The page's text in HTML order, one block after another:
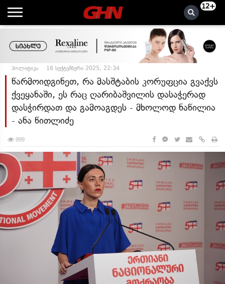
12+
პოლიტიკა 16 სექტემბერი 2025, 22:34
წარმოიდგინეთ, რა მასშტაბის კორუფცია გვაქვს
ქვეყანაში, ეს რაც ღარიბაშვილის დასაჭერად
დასჭირდათ და გამოაგდეს - მხოლოდ ნაწილია
- ანა წითლიძე
999